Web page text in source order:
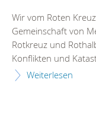
Wir vom Roten
Gemeinschaft von
Rotkreuz und
Konflikten und
Weiterlesen